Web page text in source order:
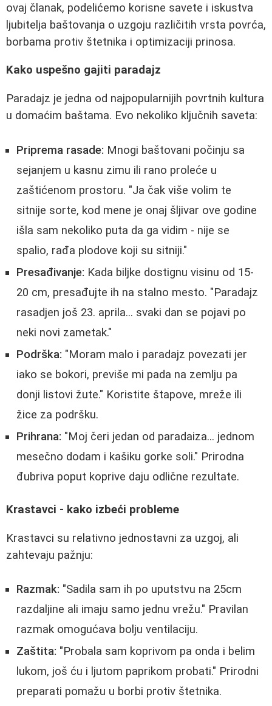
ovaj članak, podelićemo korisne savete i iskustva
ljubitelja baštovanja o uzgoju različitih vrsta povrća,
borbama protiv štetnika i optimizaciji prinosa.
Kako uspešno gajiti paradajz
Paradajz je jedna od najpopularnijih povrtnih kultura
u domaćim baštama. Evo nekoliko ključnih saveta:
Priprema rasade: Mnogi baštovani počinju sa
sejanjem u kasnu zimu ili rano proleće u
zaštićenom prostoru. "Ja čak više volim te
sitnije sorte, kod mene je onaj šljivar ove godine
išla sam nekoliko puta da ga vidim - nije se
spalio, rađa plodove koji su sitniji."
Presađivanje: Kada biljke dostignu visinu od 15-
20 cm, presađujte ih na stalno mesto. "Paradajz
rasadjen još 23. aprila... svaki dan se pojavi po
neki novi zametak."
Podrška: "Moram malo i paradajz povezati jer
iako se bokori, previše mi pada na zemlju pa
donji listovi žute." Koristite štapove, mreže ili
žice za podršku.
Prihrana: "Moj čeri jedan od paradaiza... jednom
mesečno dodam i kašiku gorke soli." Prirodna
đubriva poput koprive daju odlične rezultate.
Krastavci - kako izbeći probleme
Krastavci su relativno jednostavni za uzgoj, ali
zahtevaju pažnju:
Razmak: "Sadila sam ih po uputstvu na 25cm
razdaljine ali imaju samo jednu vrežu." Pravilan
razmak omogućava bolju ventilaciju.
Zaštita: "Probala sam koprivom pa onda i belim
lukom, još ću i ljutom paprikom probati." Prirodni
preparati pomažu u borbi protiv štetnika.